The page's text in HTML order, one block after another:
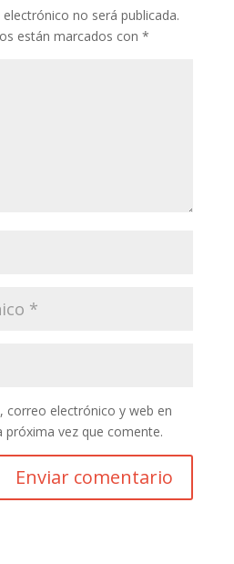
no será publicada.
están marcados con *
correo electrónico y web en
próxima vez que comente.